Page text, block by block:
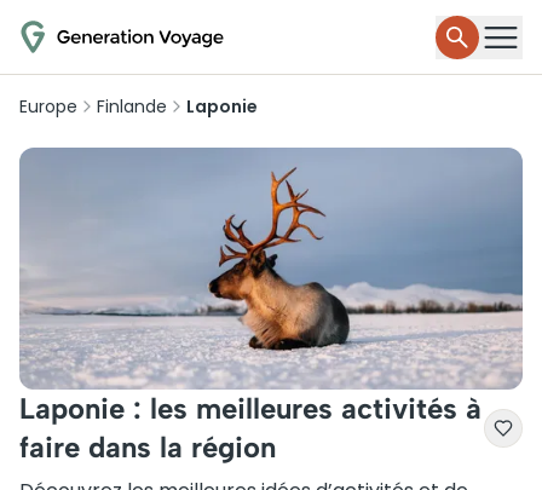
Europe Finlande Laponie
Laponie : les meilleures activités à
faire dans la région